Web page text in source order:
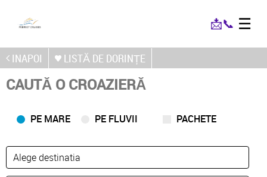
📩📞 ☰
INAPOI LISTĂ DE DORINȚE
CAUTĂ O CROAZIERĂ
PE MARE PE FLUVII PACHETE